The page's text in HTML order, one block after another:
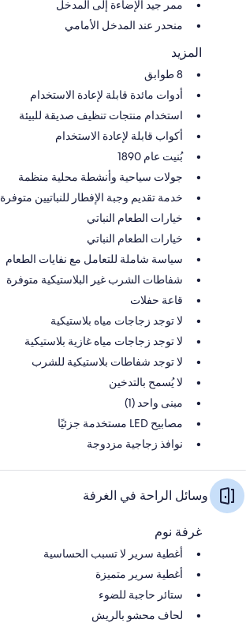
ممر جيد الإضاءة إلى المدخل
منحدر عند المدخل الأمامي
المزيد
8 طوابق
أدوات مائدة قابلة لإعادة الاستخدام
استخدام منتجات تنظيف صديقة للبيئة
أكواب قابلة لإعادة الاستخدام
بُنيت عام 1890
جولات سياحية وأنشطة محلية منظمة
خدمة تقديم وجبة الإفطار للنباتيين متوفرة
خيارات الطعام النباتي
خيارات الطعام النباتي
سياسة شاملة للتعامل مع نفايات الطعام
شفاطات الشرب غير البلاستيكية متوفرة
قاعة حفلات
لا توجد زجاجات مياه بلاستيكية
لا توجد زجاجات مياه غازية بلاستيكية
لا توجد شفاطات بلاستيكية للشرب
لا يُسمح بالتدخين
مبنى واحد (1)
مصابيح LED مستخدمة جزئيًا
نوافذ زجاجية مزدوجة
وسائل الراحة في الغرفة
غرفة نوم
أغطية سرير لا تسبب الحساسية
أغطية سرير متميزة
ستائر حاجبة للضوء
لحاف محشو بالريش